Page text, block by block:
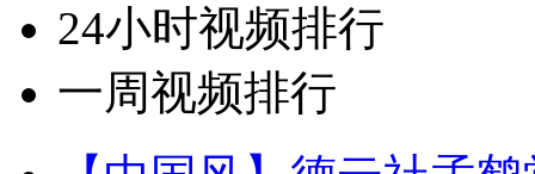
24小时视频排行
一周视频排行